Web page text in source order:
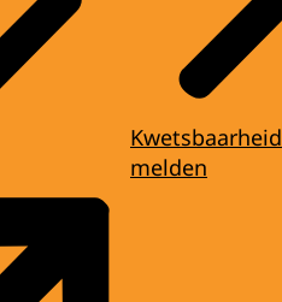
Kwetsbaarheid
melden